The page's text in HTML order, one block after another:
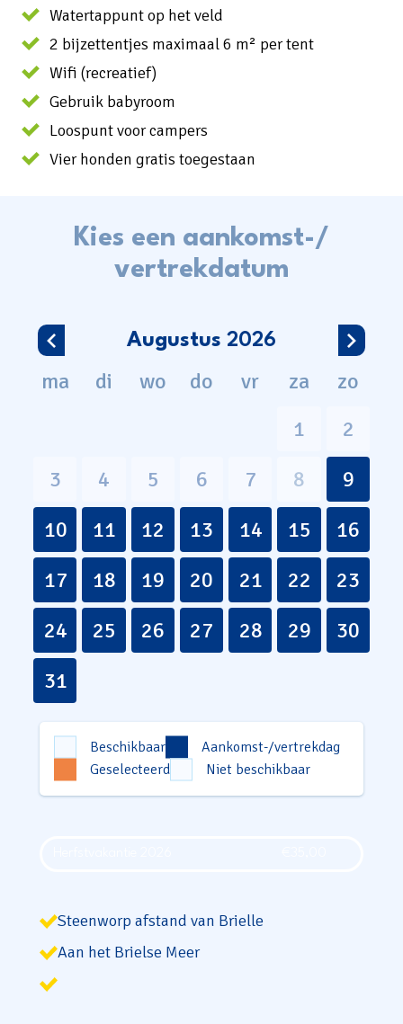
Watertappunt op het veld
2 bijzettentjes maximaal 6 m² per tent
Wifi (recreatief)
Gebruik babyroom
Loospunt voor campers
Vier honden gratis toegestaan
Kies een aankomst-/
vertrekdatum
Augustus 2026
ma di wo do vr za
zo
1
2
3
4 5 6 7 8
9
10
11 12 13 14 15
16
17
18 19 20 21 22
23
24
25 26 27 28 29
30
31
Beschikbaar
Aankomst-/vertrekdag
Geselecteerd
Niet beschikbaar
Steenworp afstand van Brielle
Aan het Brielse Meer